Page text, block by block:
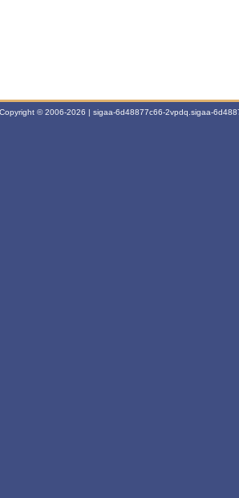
© 2006-2026 | sigaa-6d48877c66-2vpdq.sigaa-